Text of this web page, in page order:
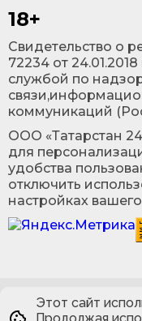
18+
Cвидетельство о
72234 от
службой по
коммуникаций
ООО «Татарстан
для
удобства
отключить
настройках
Этот сайт